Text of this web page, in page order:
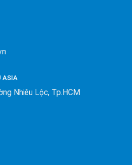
ASIA
Nhiêu Lộc, Tp.HCM